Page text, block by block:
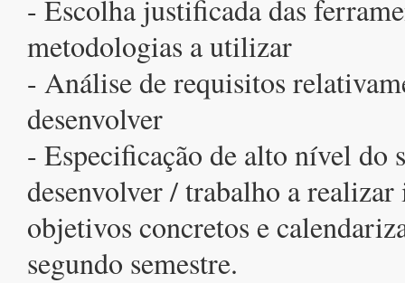
- Escolha justificada das
metodologias a utilizar
- Análise de requisitos
desenvolver
- Especificação de alto nível do
desenvolver / trabalho a
objetivos concretos e
segundo semestre.